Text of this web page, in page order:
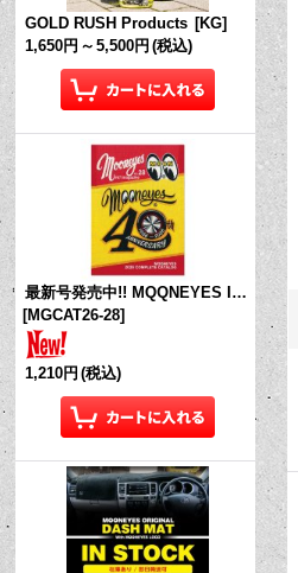
GOLD RUSH Products [KG]
1,650円 ～ 5,500円 (税込)
最新号発売中!! MQQNEYES International Magazine No.28 2026
[MGCAT26-28]
1,210円 (税込)